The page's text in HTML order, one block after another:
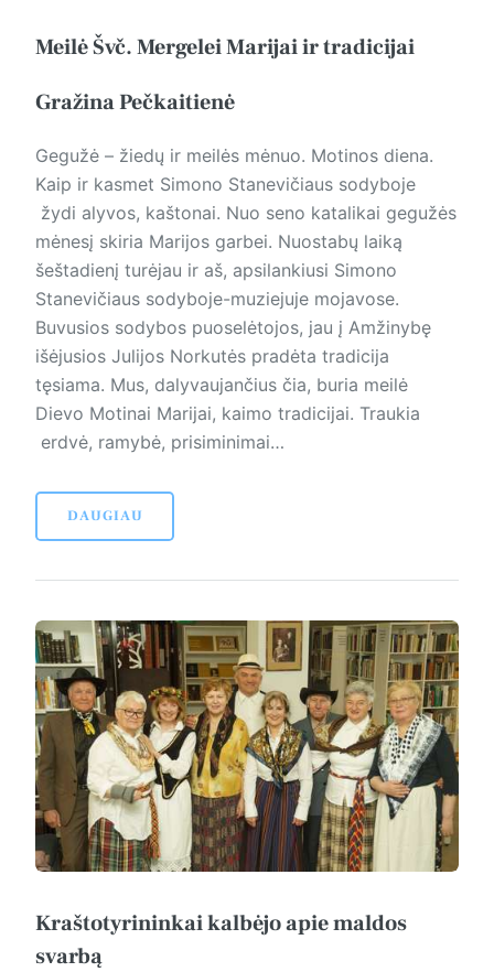
Meilė Švč. Mergelei Marijai ir tradicijai
Gražina Pečkaitienė
Gegužė – žiedų ir meilės mėnuo. Motinos diena.
Kaip ir kasmet Simono Stanevičiaus sodyboje
žydi alyvos, kaštonai. Nuo seno katalikai gegužės
mėnesį skiria Marijos garbei. Nuostabų laiką
šeštadienį turėjau ir aš, apsilankiusi Simono
Stanevičiaus sodyboje-muziejuje mojavose.
Buvusios sodybos puoselėtojos, jau į Amžinybę
išėjusios Julijos Norkutės pradėta tradicija
tęsiama. Mus, dalyvaujančius čia, buria meilė
Dievo Motinai Marijai, kaimo tradicijai. Traukia
erdvė, ramybė, prisiminimai…
DAUGIAU
Kraštotyrininkai kalbėjo apie maldos
svarbą